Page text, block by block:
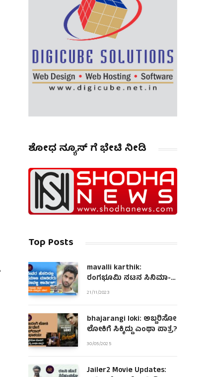
ಶೋಧ ನ್ಯೂಸ್ ಗೆ ಭೇಟಿ ನೀಡಿ
Top Posts
mavalli karthik:
ರಂಗಭೂಮಿ ನಟನ ಸಿನಿಮಾ-
ಮಾಧ್ಯಮ ಯಾನ!
21/11/2023
bhajarangi loki: ಅಬ್ಬರಿಸೋ
ಲೋಕಿಗೆ ಸಿಕ್ಕಿದ್ದು ಎಂಥಾ ಪಾತ್ರ?
30/05/2025
Jailer2 Movie Updates: